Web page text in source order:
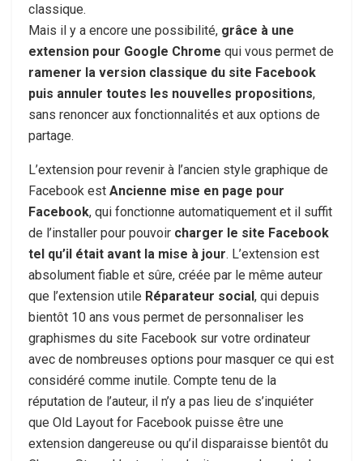
classique.
Mais il y a encore une possibilité, grâce à une
extension pour Google Chrome qui vous permet de
ramener la version classique du site Facebook
puis annuler toutes les nouvelles propositions,
sans renoncer aux fonctionnalités et aux options de
partage.
L’extension pour revenir à l’ancien style graphique de
Facebook est Ancienne mise en page pour
Facebook, qui fonctionne automatiquement et il suffit
de l’installer pour pouvoir charger le site Facebook
tel qu’il était avant la mise à jour. L’extension est
absolument fiable et sûre, créée par le même auteur
que l’extension utile Réparateur social, qui depuis
bientôt 10 ans vous permet de personnaliser les
graphismes du site Facebook sur votre ordinateur
avec de nombreuses options pour masquer ce qui est
considéré comme inutile. Compte tenu de la
réputation de l’auteur, il n’y a pas lieu de s’inquiéter
que Old Layout for Facebook puisse être une
extension dangereuse ou qu’il disparaisse bientôt du